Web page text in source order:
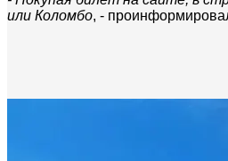
или Коломбо, -